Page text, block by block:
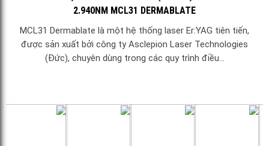
2.940NM MCL31 DERMABLATE
MCL31 Dermablate là một hệ thống laser Er:YAG tiên tiến,
được sản xuất bởi công ty Asclepion Laser Technologies
(Đức), chuyên dùng trong các quy trình điều...